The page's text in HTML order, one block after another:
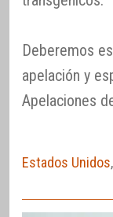
Deberemos
apelación y
Apelaciones
Estados Unidos,